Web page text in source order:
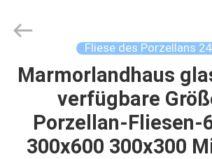
ZU
HAUSE
PRODUKTE
CERAMICS
CO.,LTD..
Fliese des Porzellans
Marmorlandhaus
verfügbare
Porzellan-Fliesen-
300x600 300x300